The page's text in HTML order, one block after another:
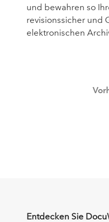
und bewahren so
revisionssicher und
elektronischen
Entdecken Sie